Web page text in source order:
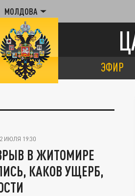
МОЛДОВА
ЭФИР
ИЮЛЯ 19:30
В ЖИТОМИРЕ
КАКОВ УЩЕРБ,